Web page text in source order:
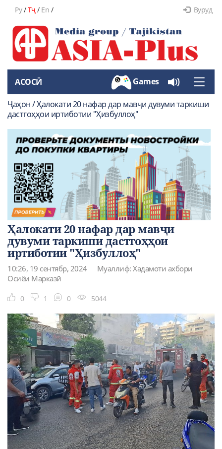
Ру/Тҷ/ En / Вуруд
Toggle
АСОСӢ Games
Ҷаҳон / Ҳалокати 20 нафар дар мавҷи дувуми таркиши
дастгоҳҳои иртиботии "Ҳизбуллоҳ"
Ҳалокати 20 нафар дар мавҷи
дувуми таркиши дастгоҳҳои
иртиботии "Ҳизбуллоҳ"
10:26, 19 сентябр, 2024
Муаллиф: Хадамоти ахбори
Осиёи Марказӣ
0 1 0 5044